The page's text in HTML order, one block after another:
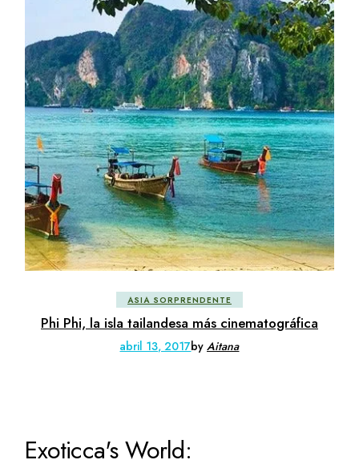
ASIA SORPRENDENTE
Phi Phi, la isla tailandesa más cinematográfica
abril 13, 2017byAitana
Exoticca's World: